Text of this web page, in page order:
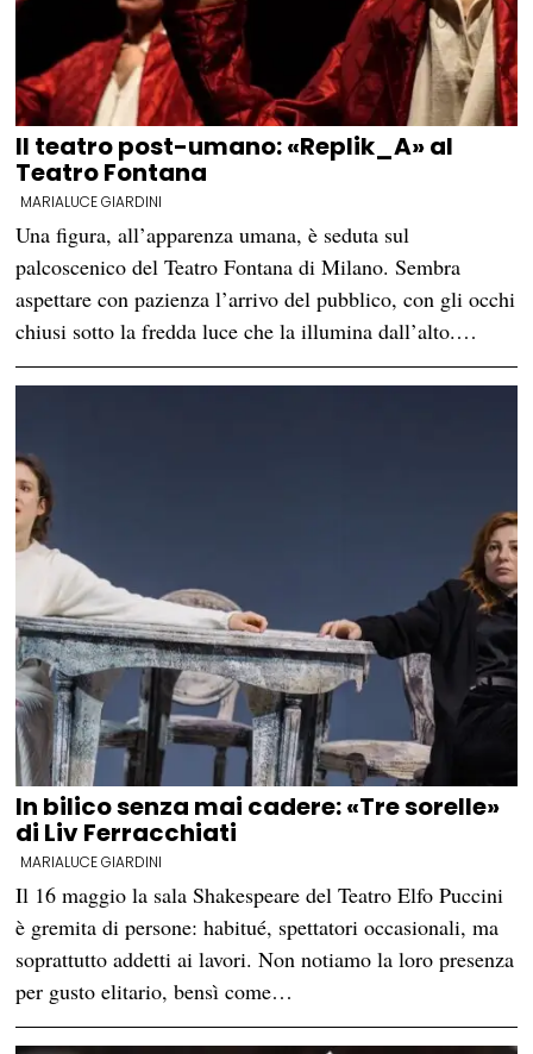
Il teatro post-umano: «Replik_A» al
Teatro Fontana
MARIALUCE GIARDINI
Una figura, all’apparenza umana, è seduta sul
palcoscenico del Teatro Fontana di Milano. Sembra
aspettare con pazienza l’arrivo del pubblico, con gli occhi
chiusi sotto la fredda luce che la illumina dall’alto.…
In bilico senza mai cadere: «Tre sorelle»
di Liv Ferracchiati
MARIALUCE GIARDINI
Il 16 maggio la sala Shakespeare del Teatro Elfo Puccini
è gremita di persone: habitué, spettatori occasionali, ma
soprattutto addetti ai lavori. Non notiamo la loro presenza
per gusto elitario, bensì come…